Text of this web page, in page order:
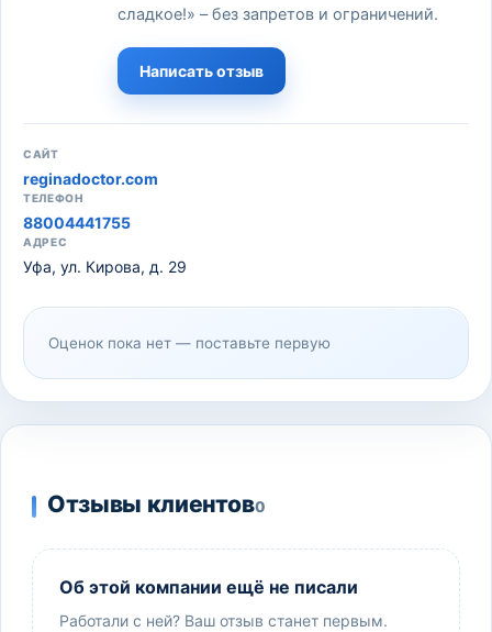
сладкое!» – без запретов и ограничений.
Написать отзыв
САЙТ
reginadoctor.com
ТЕЛЕФОН
88004441755
АДРЕС
Уфа, ул. Кирова, д. 29
Оценок пока нет — поставьте первую
Отзывы клиентов0
Об этой компании ещё не писали
Работали с ней? Ваш отзыв станет первым.